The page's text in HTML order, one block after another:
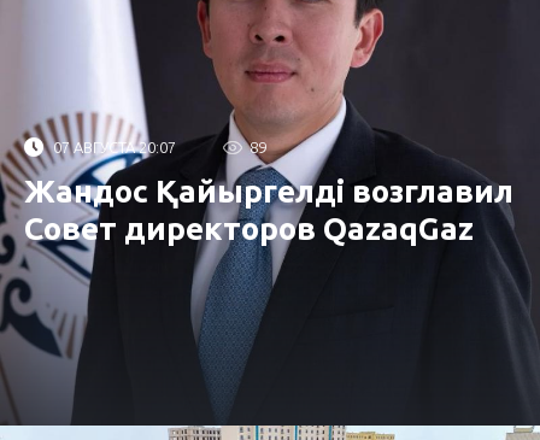
07 АВГУСТА 20:07 89
Жандос Қайыргелді возглавил
Совет директоров QazaqGaz